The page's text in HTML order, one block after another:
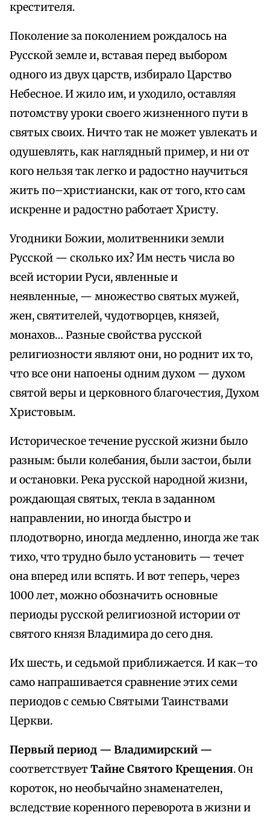
крестителя.
Поколение за поколением рождалось на
Русской земле и, вставая перед выбором
одного из двух царств, избирало Царство
Небесное. И жило им, и уходило, оставляя
потомству уроки своего жизненного пути в
святых своих. Ничто так не может увлекать и
одушевлять, как наглядный пример, и ни от
кого нельзя так легко и радостно научиться
жить по–христиански, как от того, кто сам
искренне и радостно работает Христу.
Угодники Божии, молитвенники земли
Русской — сколько их? Им несть числа во
всей истории Руси, явленные и
неявленные, — множество святых мужей,
жен, святителей, чудотворцев, князей,
монахов… Разные свойства русской
религиозности являют они, но роднит их то,
что все они напоены одним духом — духом
святой веры и церковного благочестия, Духом
Христовым.
Историческое течение русской жизни было
разным: были колебания, были застои, были
и остановки. Река русской народной жизни,
рождающая святых, текла в заданном
направлении, но иногда быстро и
плодотворно, иногда медленно, иногда же так
тихо, что трудно было установить — течет
она вперед или вспять. И вот теперь, через
1000 лет, можно обозначить основные
периоды русской религиозной истории от
святого князя Владимира до сего дня.
Их шесть, и седьмой приближается. И как–то
само напрашивается сравнение этих семи
периодов с семью Святыми Таинствами
Церкви.
Первый период — Владимирский —
соответствуетТайне Святого Крещения. Он
короток, но необычайно знаменателен,
вследствие коренного переворота в жизни и